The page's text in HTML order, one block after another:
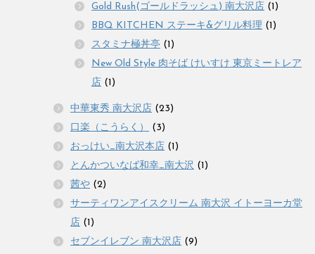
Gold Rush(ゴールドラッシュ) 南大沢店 (1)
BBQ KITCHEN ステーキ&グリル料理 (1)
スタミナ極丼亭 (1)
New Old Style 肉そば けいすけ 東京ミートレア
店 (1)
中華東秀 南大沢店 (23)
口楽（こうらく）
(3)
おっけい_南大沢本店 (1)
とんかついなば和幸_南大沢 (1)
茜や (2)
サーティワンアイスクリーム 南大沢 イトーヨーカ堂
店 (1)
セブンイレブン 南大沢店 (9)